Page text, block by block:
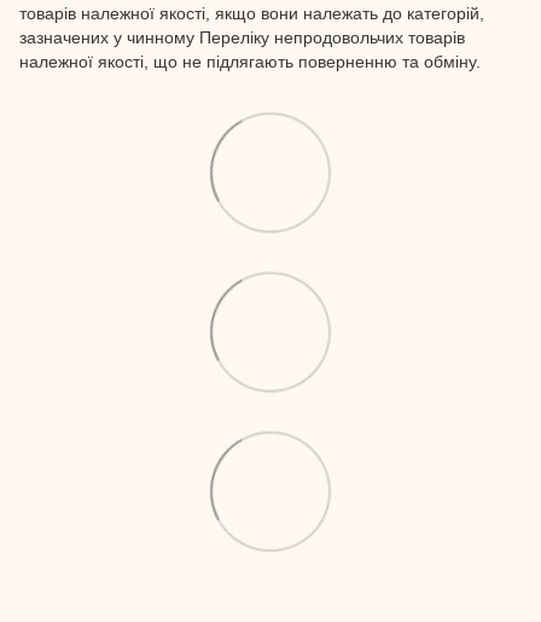
товарів належної якості, якщо вони належать до категорій,
зазначених у чинному Переліку непродовольчих товарів
належної якості, що не підлягають поверненню та обміну.